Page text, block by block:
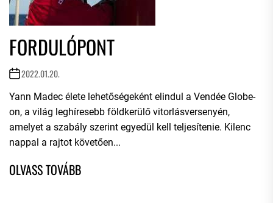
FORDULÓPONT
2022.01.20.
Yann Madec élete lehetőségeként elindul a Vendée Globe-
on, a világ leghíresebb földkerülő vitorlásversenyén,
amelyet a szabály szerint egyedül kell teljesítenie. Kilenc
nappal a rajtot követően...